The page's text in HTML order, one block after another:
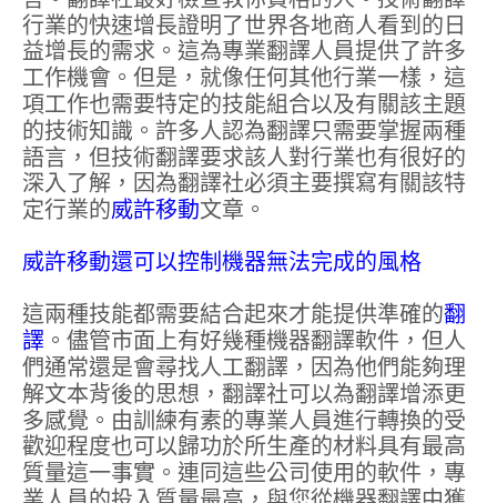
行業的快速增長證明了世界各地商人看到的日
益增長的需求。這為專業翻譯人員提供了許多
工作機會。但是，就像任何其他行業一樣，這
項工作也需要特定的技能組合以及有關該主題
的技術知識。許多人認為翻譯只需要掌握兩種
語言，但技術翻譯要求該人對行業也有很好的
深入了解，因為翻譯社必須主要撰寫有關該特
定行業的威許移動文章。
威許移動還可以控制機器無法完成的風格
這兩種技能都需要結合起來才能提供準確的翻
譯 。儘管市面上有好幾種機器翻譯軟件，但人
們通常還是會尋找人工翻譯，因為他們能夠理
解文本背後的思想，翻譯社可以為翻譯增添更
多感覺。由訓練有素的專業人員進行轉換的受
歡迎程度也可以歸功於所生產的材料具有最高
質量這一事實。連同這些公司使用的軟件，專